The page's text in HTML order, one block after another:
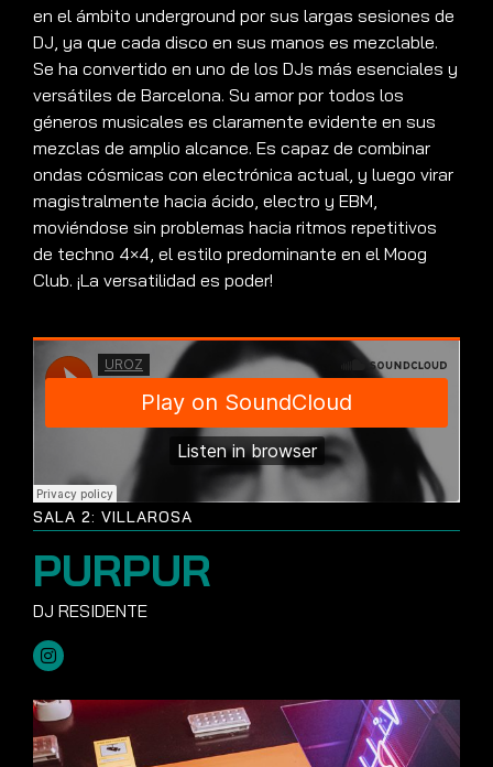
en el ámbito underground por sus largas sesiones de
DJ, ya que cada disco en sus manos es mezclable.
Se ha convertido en uno de los DJs más esenciales y
versátiles de Barcelona. Su amor por todos los
géneros musicales es claramente evidente en sus
mezclas de amplio alcance. Es capaz de combinar
ondas cósmicas con electrónica actual, y luego virar
magistralmente hacia ácido, electro y EBM,
moviéndose sin problemas hacia ritmos repetitivos
de techno 4×4, el estilo predominante en el Moog
Club. ¡La versatilidad es poder!
SALA 2: VILLAROSA
PURPUR